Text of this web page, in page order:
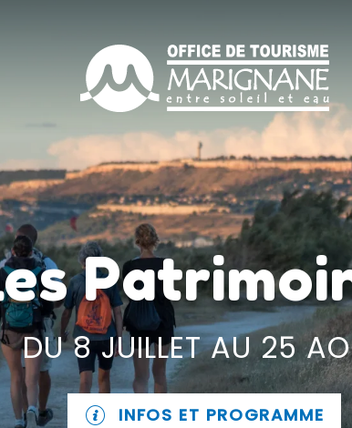
DU 8 JUILLET AU 25
INFOS ET PROGRAMME